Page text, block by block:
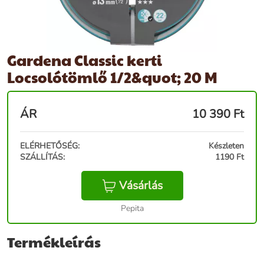
Gardena Classic kerti
Locsolótömlő 1/2&quot; 20 M
ÁR 10 390 Ft
ELÉRHETŐSÉG:
Készleten
SZÁLLÍTÁS:
1190 Ft
Vásárlás
Pepita
Termékleírás